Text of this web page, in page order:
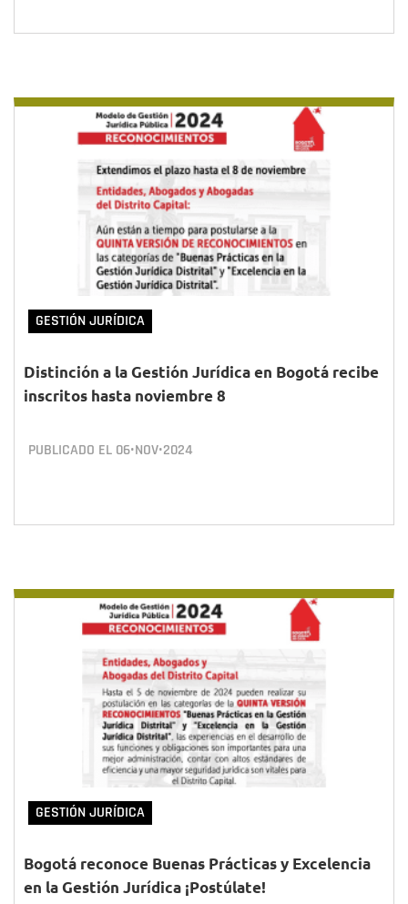
GESTIÓN JURÍDICA
Distinción a la Gestión Jurídica en Bogotá recibe
inscritos hasta noviembre 8
PUBLICADO EL 06•NOV•2024
GESTIÓN JURÍDICA
Bogotá reconoce Buenas Prácticas y Excelencia
en la Gestión Jurídica ¡Postúlate!